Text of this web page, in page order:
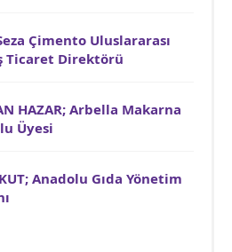
Çimento Uluslararası
Ticaret Direktörü
HAZAR; Arbella Makarna
Üyesi
Anadolu Gıda Yönetim